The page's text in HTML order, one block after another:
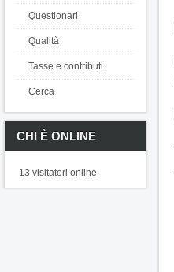
Questionari
Qualità
Tasse e contributi
Cerca
CHI È ONLINE
13 visitatori online